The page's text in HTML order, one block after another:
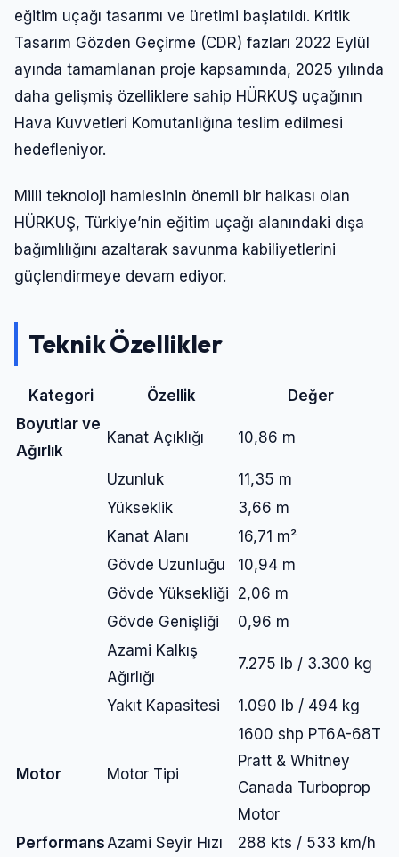
eğitim uçağı tasarımı ve üretimi başlatıldı. Kritik
Tasarım Gözden Geçirme (CDR) fazları 2022 Eylül
ayında tamamlanan proje kapsamında, 2025 yılında
daha gelişmiş özelliklere sahip HÜRKUŞ uçağının
Hava Kuvvetleri Komutanlığına teslim edilmesi
hedefleniyor.
Milli teknoloji hamlesinin önemli bir halkası olan
HÜRKUŞ, Türkiye’nin eğitim uçağı alanındaki dışa
bağımlılığını azaltarak savunma kabiliyetlerini
güçlendirmeye devam ediyor.
Teknik Özellikler
Kategori Özellik
Değer
Boyutlar ve
Ağırlık
Kanat Açıklığı 10,86 m
Uzunluk
11,35 m
Yükseklik
3,66 m
Kanat Alanı
16,71 m²
Gövde Uzunluğu
10,94 m
Gövde Yüksekliği 2,06 m
Gövde Genişliği
0,96 m
Azami Kalkış
Ağırlığı
7.275 lb / 3.300 kg
Yakıt Kapasitesi 1.090 lb / 494 kg
Motor Motor Tipi
1600 shp PT6A-68T
Pratt & Whitney
Canada Turboprop
Motor
Performans Azami Seyir Hızı 288 kts / 533 km/h